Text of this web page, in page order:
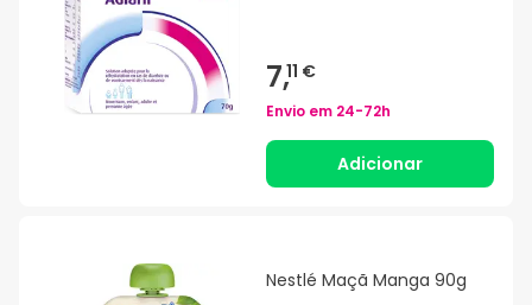
7,11 €
Envio em 24-72h
Adicionar
Nestlé Maçã Manga 90g